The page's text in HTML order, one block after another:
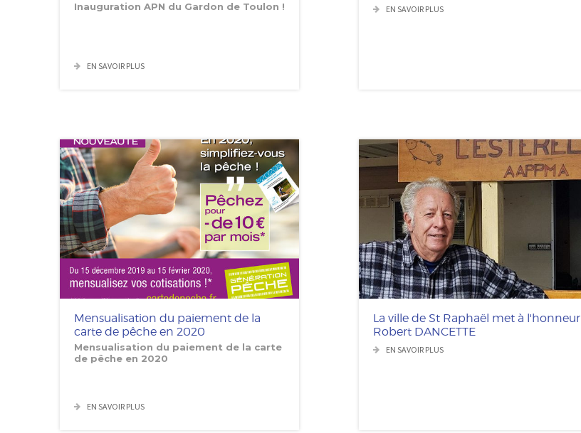
Inauguration APN du Gardon de Toulon !
EN SAVOIR PLUS
EN SAVOIR PLUS
Mensualisation du paiement de la
carte de pêche en 2020
Mensualisation du paiement de la carte
de pêche en 2020
EN SAVOIR PLUS
La ville de St Raphaël met à l'honneur
Robert DANCETTE
EN SAVOIR PLUS